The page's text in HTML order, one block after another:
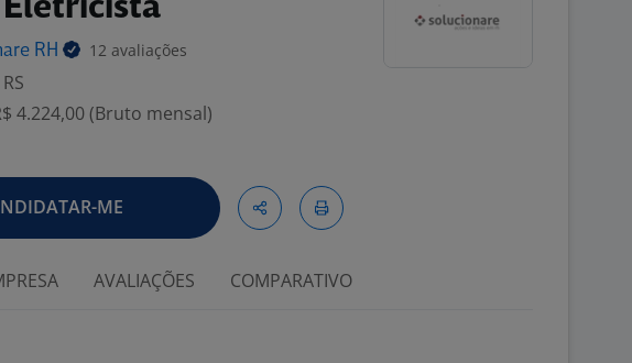
Eletricista
RH 12 avaliações
4.224,00 (Bruto mensal)
ME
AVALIAÇÕES COMPARATIVO